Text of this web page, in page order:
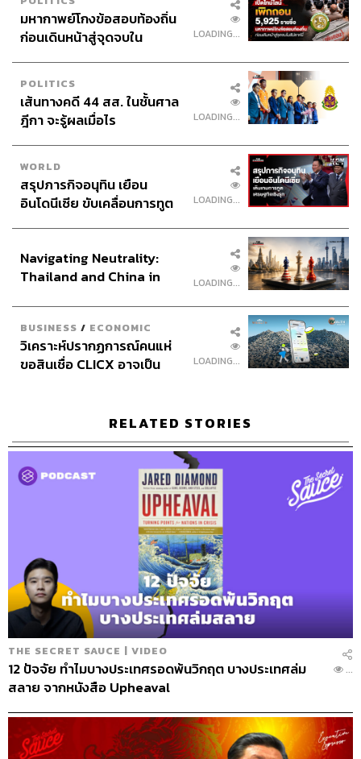
Webmasterไชยพร ศิริกลการ
Musicwestonemusic.com
ฝ่าวิกฤตโควิด19
Business
McKinsey & Company
brand
วิกฤตโควิด19
นครินทร์ โควิด19
เคน
นพมาศ ศิวะกฤษณ์กุล
The Standard Podcast
LOADING...
ABOUT THE HOST
นครินทร์ วนกิจไพบูลย์
บรรณาธิการบริหาร สำนักข่าว THE
มหากาพย์โกงข้อสอบท้องถิ่น
ก่อนเดินหน้าสู่จุดจบใน
LOADING...
POLITICS
เส้นทางคดี 44 สส. ในชั้นศาล
ฎีกา จะรู้ผลเมื่อไร
LOADING...
WORLD
สรุปภารกิจอนุทิน เยือน
อินโดนีเซีย ขับเคลื่อนการทูต
อินโดนีเซีย
LOADING...
Navigating Neutrality:
Thailand and China in
LOADING...
BUSINESS / ECONOMIC
วิเคราะห์ปรากฏการณ์คนแห่
ขอสินเชื่อ CLICX อาจเป็น
LOADING...
RELATED STORIES
THE SECRET SAUCE | VIDEO
12 ปัจจัย ทำไมบางประเทศรอดพ้นวิกฤต บางประเทศล่ม
สลาย จากหนังสือ Upheaval
...